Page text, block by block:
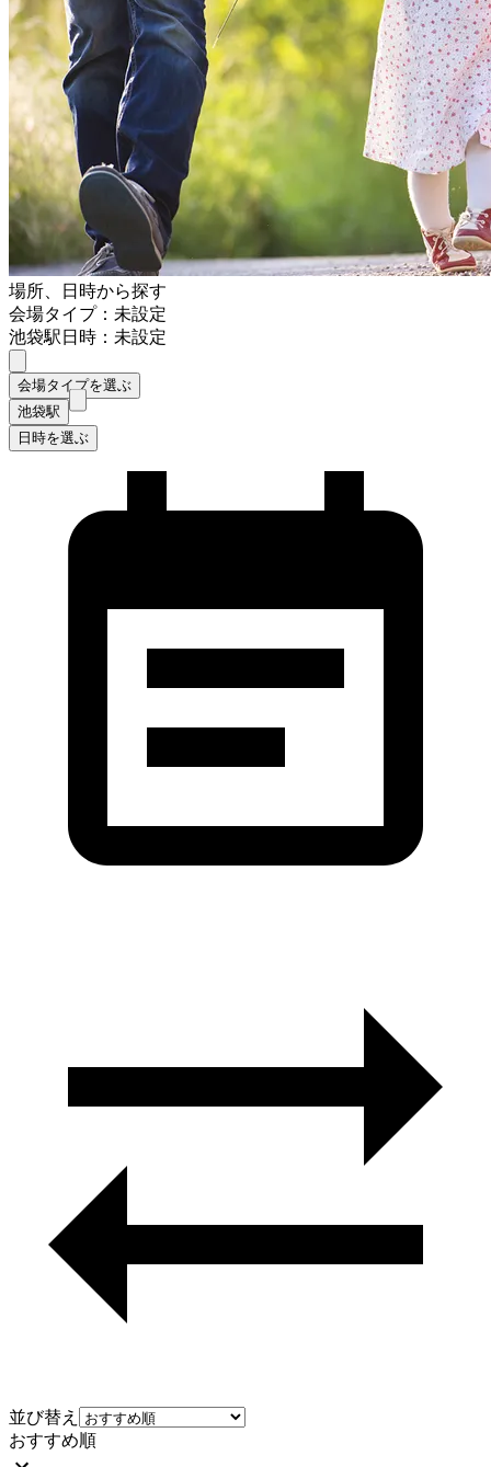
場所、日時から探す
会場タイプ：未設定
池袋駅日時：未設定
会場タイプを選ぶ
池袋駅
日時を選ぶ
並び替え
おすすめ順